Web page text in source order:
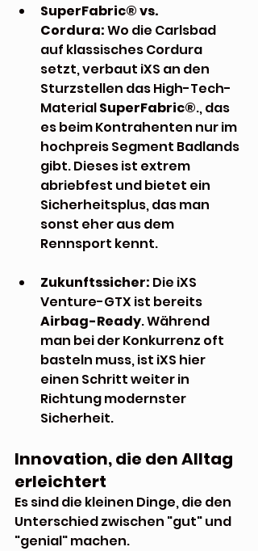
SuperFabric® vs.
Cordura: Wo die Carlsbad
auf klassisches Cordura
setzt, verbaut iXS an den
Sturzstellen das High-Tech-
Material SuperFabric®., das
es beim Kontrahenten nur im
hochpreis Segment Badlands
gibt. Dieses ist extrem
abriebfest und bietet ein
Sicherheitsplus, das man
sonst eher aus dem
Rennsport kennt.
Zukunftssicher: Die iXS
Venture-GTX ist bereits
Airbag-Ready. Während
man bei der Konkurrenz oft
basteln muss, ist iXS hier
einen Schritt weiter in
Richtung modernster
Sicherheit.
Innovation, die den Alltag
erleichtert
Es sind die kleinen Dinge, die den
Unterschied zwischen "gut" und
"genial" machen.